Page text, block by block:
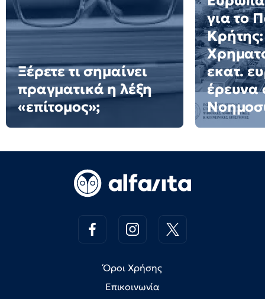
Ξέρετε τι σημαίνει
πραγματικά η λέξη
«επίτομος»;
για το
Κρήτης:
εκατ.
έρευνα
Όροι Χρήσης
Επικοινωνία